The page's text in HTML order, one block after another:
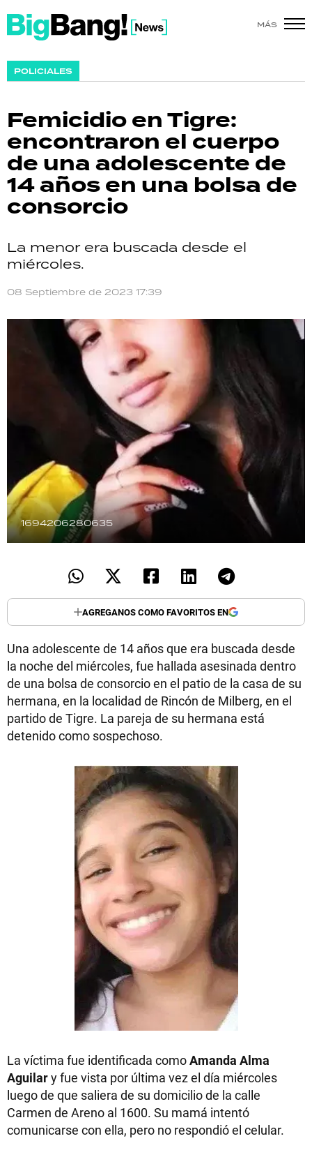
MÁS
POLICIALES
Femicidio en Tigre:
encontraron el cuerpo
de una adolescente de
14 años en una bolsa de
consorcio
La menor era buscada desde el
miércoles.
08 Septiembre de 2023 17:39
1694206280635
AGREGANOS COMO FAVORITOS EN
Una adolescente de 14 años que era buscada desde
la noche del miércoles, fue hallada asesinada dentro
de una bolsa de consorcio en el patio de la casa de su
hermana, en la localidad de Rincón de Milberg, en el
partido de Tigre. La pareja de su hermana está
detenido como sospechoso.
La víctima fue identificada comoAmanda Alma
Aguilary fue vista por última vez el día miércoles
luego de que saliera de su domicilio de la calle
Carmen de Areno al 1600. Su mamá intentó
comunicarse con ella, pero no respondió el celular.
SHOW
ACTUALIDAD
POLICIALES
ECONOMÍA
SALUD
DEPORTES
TECNOLOGÍA
RECETAS
PALABRAS
Seguinos